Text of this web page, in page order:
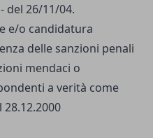
del 26/11/04.
e/o candidatura
delle sanzioni penali
mendaci o
a verità come
28.12.2000